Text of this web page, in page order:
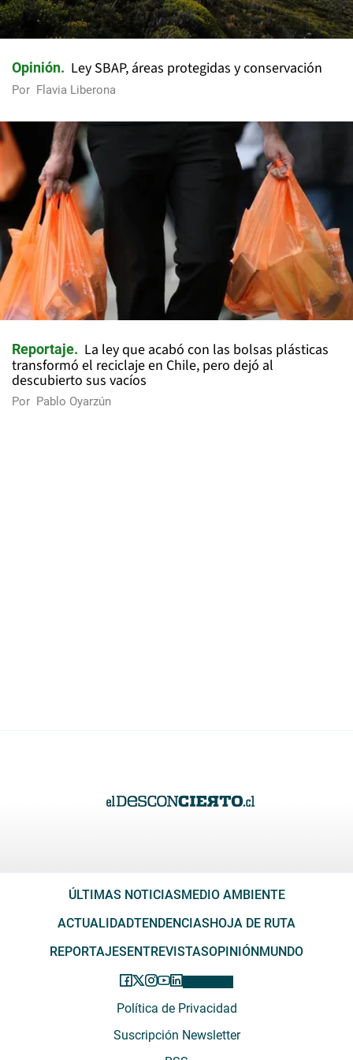
Opinión Ley SBAP, áreas protegidas y conservación
Por Flavia Liberona
Reportaje
La ley que acabó con las bolsas plásticas
transformó el reciclaje en Chile, pero dejó al
descubierto sus vacíos
Por Pablo Oyarzún
ÚLTIMAS NOTICIASMEDIO AMBIENTE
ACTUALIDADTENDENCIASHOJA DE RUTA
REPORTAJESENTREVISTASOPINIÓNMUNDO
Política de Privacidad
Suscripción Newsletter